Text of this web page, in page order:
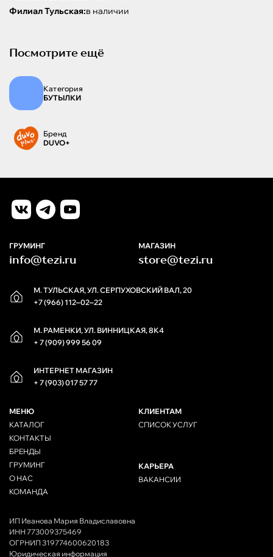
Филиал Тульская:в наличии
Посмотрите ещё
Категория
БУТЫЛКИ
Бренд
DUVO+
М. ТУЛЬСКАЯ, УЛ. СЕРПУХОВСКИЙ ВАЛ, 20
+7 (966) 112‒02‒22
М. РАМЕНКИ, УЛ. ВИННИЦКАЯ, 8К4
+ 7 (909) 999 56 09
ИНТЕРНЕТ МАГАЗИН
+ 7 (903) 017 57 77
ГРУМИНГ
info@tezi.ru
МАГАЗИН
store@tezi.ru
МЕНЮ
КАТАЛОГ
КОНТАКТЫ
БРЕНДЫ
ГРУМИНГ
О НАС
КОМАНДА
КЛИЕНТАМ
СПИСОК УСЛУГ
КАРЬЕРА
ВАКАНСИИ
ИП Иванова Мария Владиславовна
ИНН 773009375469
ОГРНИП 319774600620183
Юридическая информация